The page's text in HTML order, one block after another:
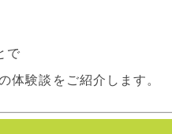
で
体験談をご紹介します。